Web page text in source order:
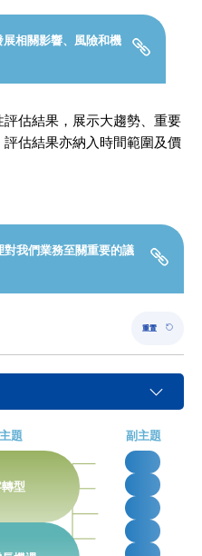
相關影響、風險和機
估結果，展示大趨勢、重要
估結果亦納入時間範圍及價
對我們業務至關重要的議
重置
題 副主題
型